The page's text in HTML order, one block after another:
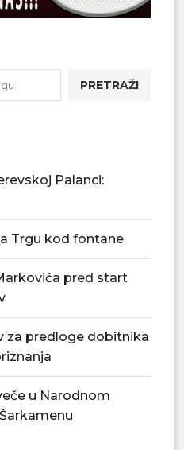
PRETRAŽI
Palanci:
Trgu kod fontane
pred start
za predloge dobitnika
u Narodnom